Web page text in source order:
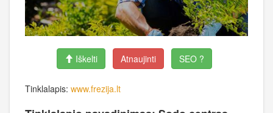
Iškelti Atnaujinti SEO ?
Tinklalapis: www.frezija.lt